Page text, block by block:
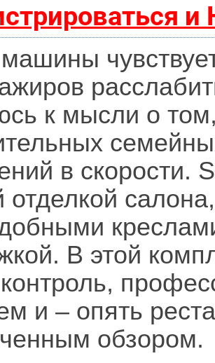
к мысли о
в скорости.
отделкой
В этой
и – опять
обзором.